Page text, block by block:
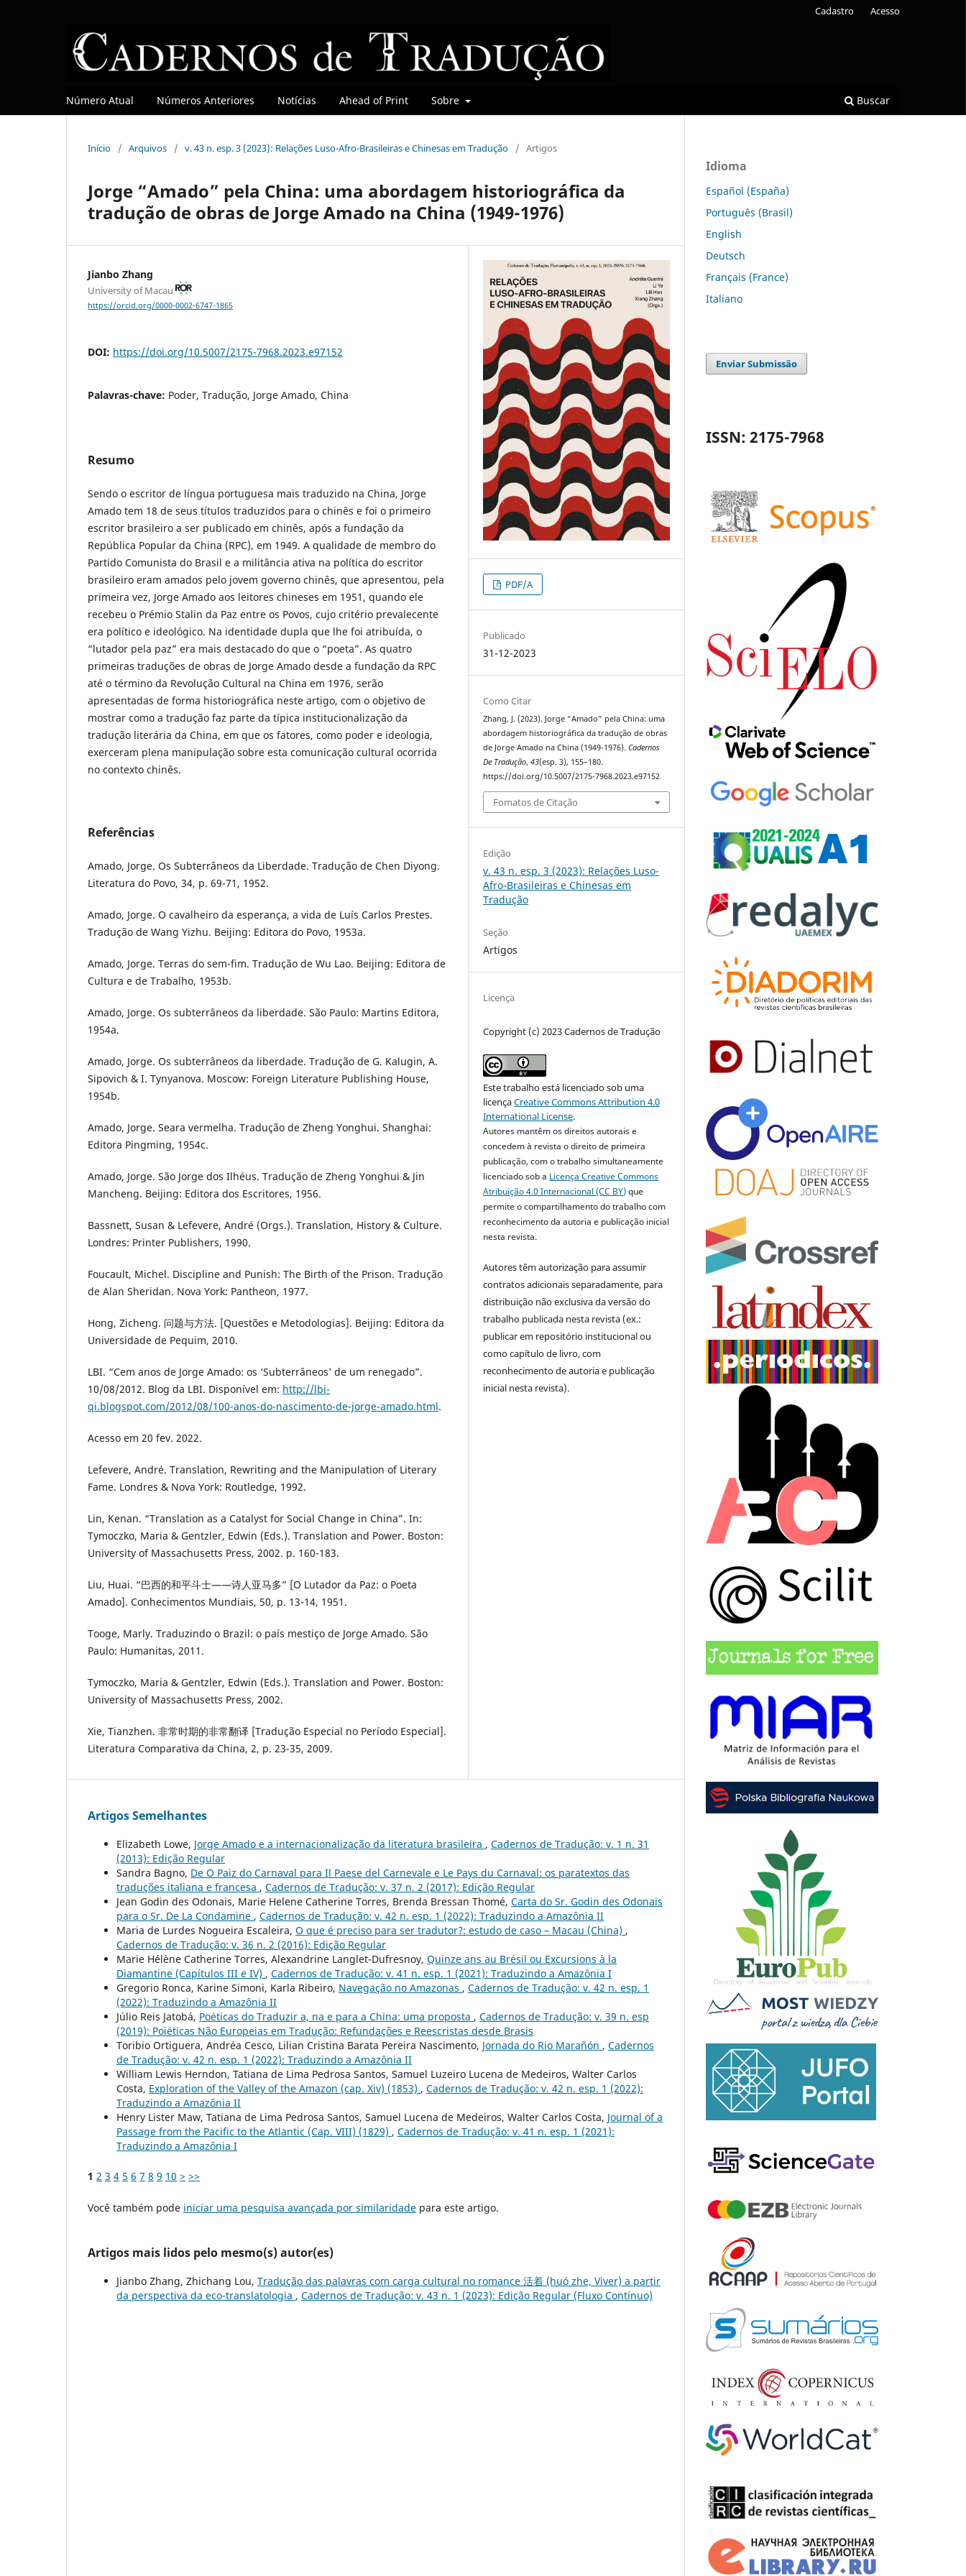
Número Atual Números Anteriores Notícias Ahead of Print Sobre Buscar
Cadastro Acesso
Início / Arquivos / v. 43 n. esp. 3 (2023): Relações Luso-Afro-Brasileiras e Chinesas em Tradução / Artigos
Jorge “Amado” pela China: uma abordagem historiográfica da
tradução de obras de Jorge Amado na China (1949-1976)
Jianbo Zhang
University of Macau
https://orcid.org/0000-0002-6747-1865
DOI: https://doi.org/10.5007/2175-7968.2023.e97152
Palavras-chave: Poder, Tradução, Jorge Amado, China
Resumo
Sendo o escritor de língua portuguesa mais traduzido na China, Jorge
Amado tem 18 de seus títulos traduzidos para o chinês e foi o primeiro
escritor brasileiro a ser publicado em chinês, após a fundação da
República Popular da China (RPC), em 1949. A qualidade de membro do
Partido Comunista do Brasil e a militância ativa na política do escritor
brasileiro eram amados pelo jovem governo chinês, que apresentou, pela
primeira vez, Jorge Amado aos leitores chineses em 1951, quando ele
recebeu o Prémio Stalin da Paz entre os Povos, cujo critério prevalecente
era político e ideológico. Na identidade dupla que lhe foi atribuída, o
“lutador pela paz” era mais destacado do que o “poeta”. As quatro
primeiras traduções de obras de Jorge Amado desde a fundação da RPC
até o término da Revolução Cultural na China em 1976, serão
apresentadas de forma historiográfica neste artigo, com o objetivo de
mostrar como a tradução faz parte da típica institucionalização da
tradução literária da China, em que os fatores, como poder e ideologia,
exerceram plena manipulação sobre esta comunicação cultural ocorrida
no contexto chinês.
Referências
Amado, Jorge. Os Subterrâneos da Liberdade. Tradução de Chen Diyong.
Literatura do Povo, 34, p. 69-71, 1952.
Amado, Jorge. O cavalheiro da esperança, a vida de Luís Carlos Prestes.
Tradução de Wang Yizhu. Beijing: Editora do Povo, 1953a.
Amado, Jorge. Terras do sem-fim. Tradução de Wu Lao. Beijing: Editora de
Cultura e de Trabalho, 1953b.
Amado, Jorge. Os subterrâneos da liberdade. São Paulo: Martins Editora,
1954a.
Amado, Jorge. Os subterrâneos da liberdade. Tradução de G. Kalugin, A.
Sipovich & I. Tynyanova. Moscow: Foreign Literature Publishing House,
1954b.
Amado, Jorge. Seara vermelha. Tradução de Zheng Yonghui. Shanghai:
Editora Pingming, 1954c.
Amado, Jorge. São Jorge dos Ilhéus. Tradução de Zheng Yonghui & Jin
Mancheng. Beijing: Editora dos Escritores, 1956.
Bassnett, Susan & Lefevere, André (Orgs.). Translation, History & Culture.
Londres: Printer Publishers, 1990.
Foucault, Michel. Discipline and Punish: The Birth of the Prison. Tradução
de Alan Sheridan. Nova York: Pantheon, 1977.
Hong, Zicheng. 问题与方法. [Questões e Metodologias]. Beijing: Editora da
Universidade de Pequim, 2010.
LBI. “Cem anos de Jorge Amado: os ‘Subterrâneos’ de um renegado”.
10/08/2012. Blog da LBI. Disponível em: http://lbi-
qi.blogspot.com/2012/08/100-anos-do-nascimento-de-jorge-amado.html.
Acesso em 20 fev. 2022.
Lefevere, André. Translation, Rewriting and the Manipulation of Literary
Fame. Londres & Nova York: Routledge, 1992.
Lin, Kenan. “Translation as a Catalyst for Social Change in China”. In:
Tymoczko, Maria & Gentzler, Edwin (Eds.). Translation and Power. Boston:
University of Massachusetts Press, 2002. p. 160-183.
Liu, Huai. “巴西的和平斗士——诗人亚马多” [O Lutador da Paz: o Poeta
Amado]. Conhecimentos Mundiais, 50, p. 13-14, 1951.
Tooge, Marly. Traduzindo o Brazil: o país mestiço de Jorge Amado. São
Paulo: Humanitas, 2011.
Tymoczko, Maria & Gentzler, Edwin (Eds.). Translation and Power. Boston:
University of Massachusetts Press, 2002.
Xie, Tianzhen. 非常时期的非常翻译 [Tradução Especial no Período Especial].
Literatura Comparativa da China, 2, p. 23-35, 2009.
PDF/A
Publicado
31-12-2023
Como Citar
Zhang, J. (2023). Jorge “Amado” pela China: uma
abordagem historiográfica da tradução de obras
de Jorge Amado na China (1949-1976).Cadernos
De Tradução,43(esp. 3), 155–180.
https://doi.org/10.5007/2175-7968.2023.e97152
Fomatos de Citação
Edição
v. 43 n. esp. 3 (2023): Relações Luso-
Afro-Brasileiras e Chinesas em
Tradução
Seção
Artigos
Licença
Copyright (c) 2023 Cadernos de Tradução
Este trabalho está licenciado sob uma
licençaCreative Commons Attribution 4.0
International License.
Autores mantêm os direitos autorais e
concedem à revista o direito de primeira
publicação, com o trabalho simultaneamente
licenciado sob a Licença Creative Commons
Atribuição 4.0 Internacional (CC BY)que
permite o compartilhamento do trabalho com
reconhecimento da autoria e publicação inicial
nesta revista.
Autores têm autorização para assumir
contratos adicionais separadamente, para
distribuição não exclusiva da versão do
trabalho publicada nesta revista (ex.:
publicar em repositório institucional ou
como capítulo de livro, com
reconhecimento de autoria e publicação
inicial nesta revista).
Artigos Semelhantes
Elizabeth Lowe, Jorge Amado e a internacionalização da literatura brasileira , Cadernos de Tradução: v. 1 n. 31
(2013): Edição Regular
Sandra Bagno, De O Paiz do Carnaval para Il Paese del Carnevale e Le Pays du Carnaval: os paratextos das
traduções italiana e francesa , Cadernos de Tradução: v. 37 n. 2 (2017): Edição Regular
Jean Godin des Odonais, Marie Helene Catherine Torres, Brenda Bressan Thomé, Carta do Sr. Godin des Odonais
para o Sr. De La Condamine , Cadernos de Tradução: v. 42 n. esp. 1 (2022): Traduzindo a Amazônia II
Maria de Lurdes Nogueira Escaleira, O que é preciso para ser tradutor?: estudo de caso – Macau (China) ,
Cadernos de Tradução: v. 36 n. 2 (2016): Edição Regular
Marie Hélène Catherine Torres, Alexandrine Langlet-Dufresnoy, Quinze ans au Brésil ou Excursions à la
Diamantine (Capítulos III e IV) , Cadernos de Tradução: v. 41 n. esp. 1 (2021): Traduzindo a Amazônia I
Gregorio Ronca, Karine Simoni, Karla Ribeiro, Navegação no Amazonas , Cadernos de Tradução: v. 42 n. esp. 1
(2022): Traduzindo a Amazônia II
Júlio Reis Jatobá, Poéticas do Traduzir a, na e para a China: uma proposta , Cadernos de Tradução: v. 39 n. esp
(2019): Poiéticas Não Europeias em Tradução: Refundações e Reescristas desde Brasis
Toribio Ortiguera, Andréa Cesco, Lilian Cristina Barata Pereira Nascimento, Jornada do Rio Marañón , Cadernos
de Tradução: v. 42 n. esp. 1 (2022): Traduzindo a Amazônia II
William Lewis Herndon, Tatiana de Lima Pedrosa Santos, Samuel Luzeiro Lucena de Medeiros, Walter Carlos
Costa, Exploration of the Valley of the Amazon (cap. Xiv) (1853) , Cadernos de Tradução: v. 42 n. esp. 1 (2022):
Traduzindo a Amazônia II
Henry Lister Maw, Tatiana de Lima Pedrosa Santos, Samuel Lucena de Medeiros, Walter Carlos Costa, Journal of a
Passage from the Pacific to the Atlantic (Cap. VIII) (1829) , Cadernos de Tradução: v. 41 n. esp. 1 (2021):
Traduzindo a Amazônia I
1 2 3 4 5 6 7 8 9 10 > >>
Você também pode iniciar uma pesquisa avançada por similaridade para este artigo.
Artigos mais lidos pelo mesmo(s) autor(es)
Jianbo Zhang, Zhichang Lou, Tradução das palavras com carga cultural no romance 活着 (huó zhe, Viver) a partir
da perspectiva da eco-translatologia , Cadernos de Tradução: v. 43 n. 1 (2023): Edição Regular (Fluxo Contínuo)
Idioma
Español (España)
Português (Brasil)
English
Deutsch
Français (France)
Italiano
Enviar Submissão
ISSN: 2175-7968